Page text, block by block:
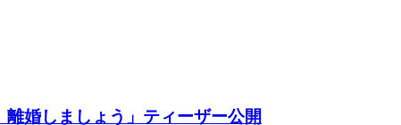
婚しましょう」ティーザー公開